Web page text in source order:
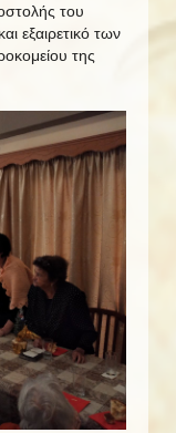
του
εξαιρετικό των
της